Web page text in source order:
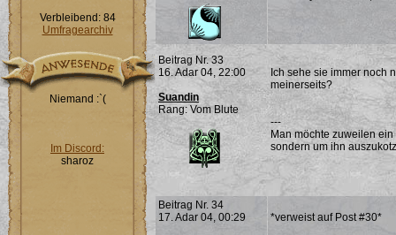
Verbleibend: 84
Umfragearchiv
Niemand :`(
Im Discord:
sharoz
Beitrag Nr. 33
16. Adar 04, 22:00
Suandin
Rang: Vom Blute
Ich sehe sie immer noch
meinerseits?
---
Man möchte zuweilen
sondern um ihn
Beitrag Nr. 34
17. Adar 04, 00:29
*verweist auf Post #30*